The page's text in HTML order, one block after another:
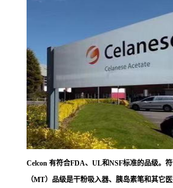
Celcon 有符合FDA、UL和NSF标准的品级。
（MT）品级是干粉吸入器、胰岛素笔和其它